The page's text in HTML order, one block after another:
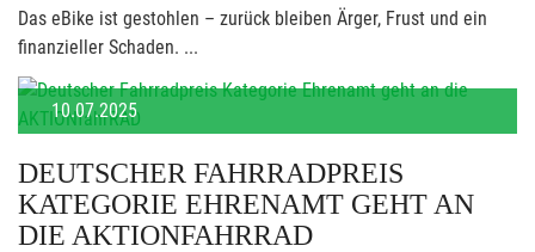
Das eBike ist gestohlen – zurück bleiben Ärger, Frust und ein
finanzieller Schaden. ...
10.07.2025
DEUTSCHER FAHRRADPREIS
KATEGORIE EHRENAMT GEHT AN
DIE AKTIONFAHRRAD